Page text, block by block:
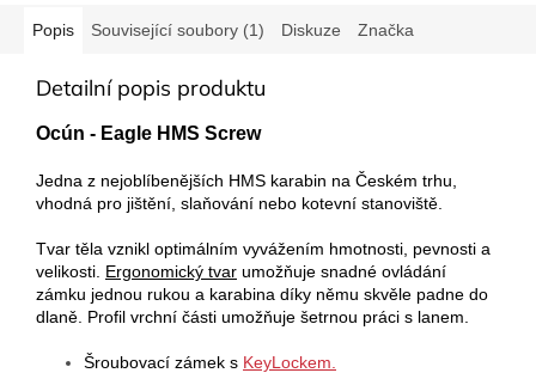
Popis Související soubory (1) Diskuze Značka
Detailní popis produktu
Ocún - Eagle HMS Screw
Jedna z nejoblíbenějších HMS karabin na Českém trhu,
vhodná pro jištění, slaňování nebo kotevní stanoviště.
Tvar těla vznikl optimálním vyvážením hmotnosti, pevnosti a
velikosti. Ergonomický tvar umožňuje snadné ovládání
zámku jednou rukou a karabina díky němu skvěle padne do
dlaně. Profil vrchní části umožňuje šetrnou práci s lanem.
Šroubovací zámek s KeyLockem.